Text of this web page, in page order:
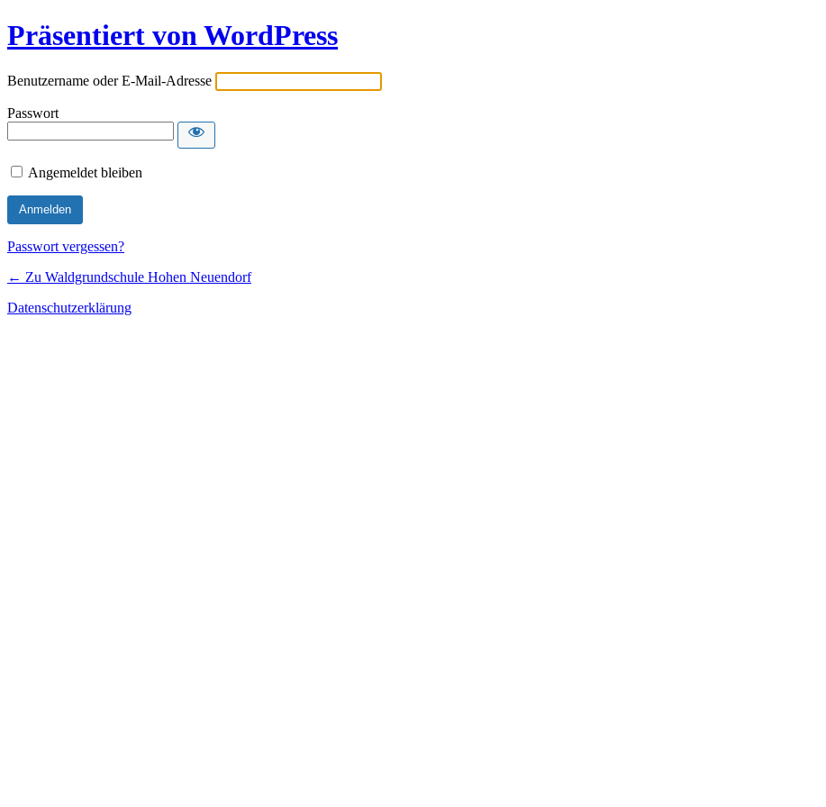
Präsentiert von WordPress
Benutzername oder E-Mail-Adresse
Passwort
Angemeldet bleiben
Passwort vergessen?
← Zu Waldgrundschule Hohen Neuendorf
Datenschutzerklärung